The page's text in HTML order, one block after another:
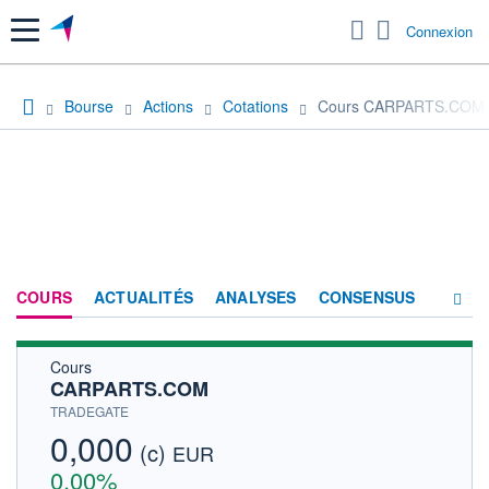
Menu Connexion
Bourse Actions Cotations Cours CARPARTS.COM
COURS ACTUALITÉS ANALYSES CONSENSUS
Cours
CARPARTS.COM
TRADEGATE
0,000 (c) EUR
0,00%